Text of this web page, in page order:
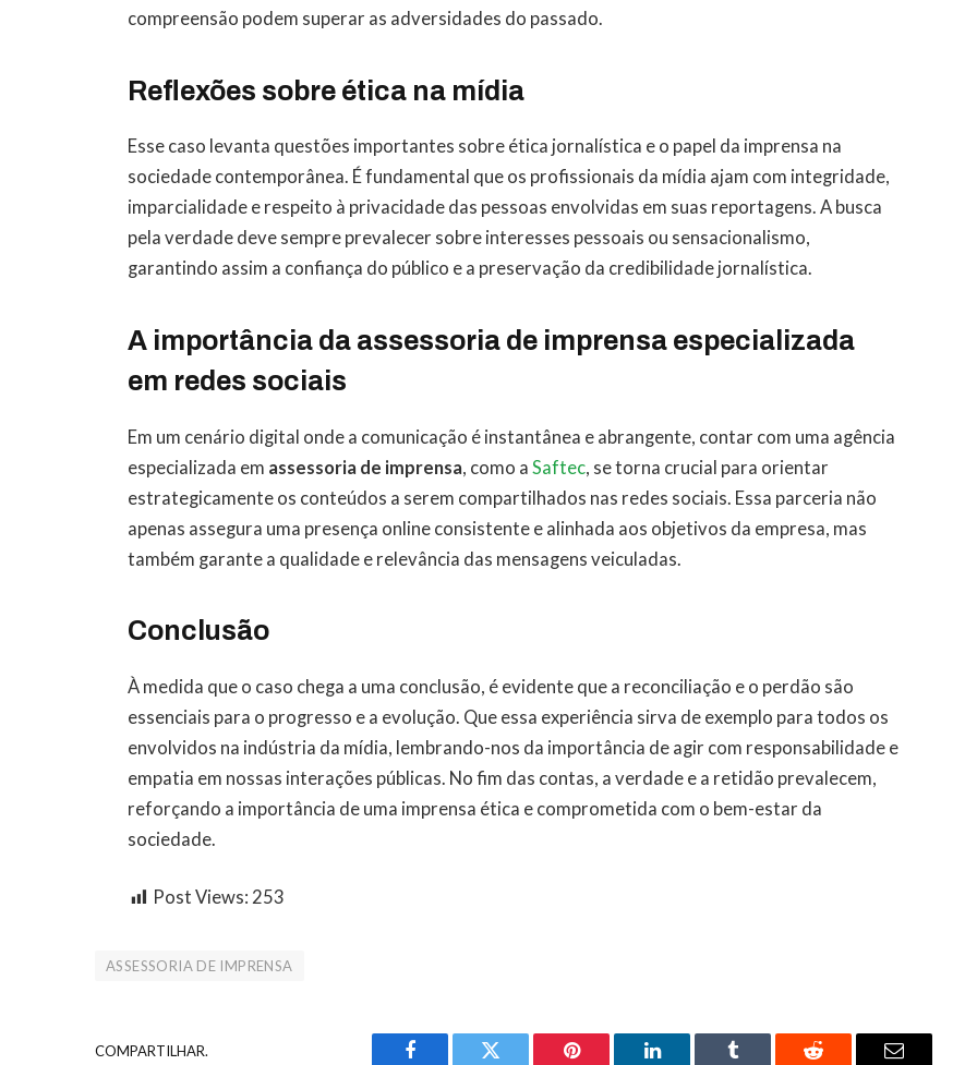
compreensão podem superar as adversidades do passado.
Reflexões sobre ética na mídia
Esse caso levanta questões importantes sobre ética jornalística e o papel da imprensa na
sociedade contemporânea. É fundamental que os profissionais da mídia ajam com integridade,
imparcialidade e respeito à privacidade das pessoas envolvidas em suas reportagens. A busca
pela verdade deve sempre prevalecer sobre interesses pessoais ou sensacionalismo,
garantindo assim a confiança do público e a preservação da credibilidade jornalística.
A importância da assessoria de imprensa especializada
em redes sociais
Em um cenário digital onde a comunicação é instantânea e abrangente, contar com uma agência
especializada em assessoria de imprensa, como aSaftec, se torna crucial para orientar
estrategicamente os conteúdos a serem compartilhados nas redes sociais. Essa parceria não
apenas assegura uma presença online consistente e alinhada aos objetivos da empresa, mas
também garante a qualidade e relevância das mensagens veiculadas.
Conclusão
À medida que o caso chega a uma conclusão, é evidente que a reconciliação e o perdão são
essenciais para o progresso e a evolução. Que essa experiência sirva de exemplo para todos os
envolvidos na indústria da mídia, lembrando-nos da importância de agir com responsabilidade e
empatia em nossas interações públicas. No fim das contas, a verdade e a retidão prevalecem,
reforçando a importância de uma imprensa ética e comprometida com o bem-estar da
sociedade.
Post Views: 253
ASSESSORIA DE IMPRENSA
COMPARTILHAR.